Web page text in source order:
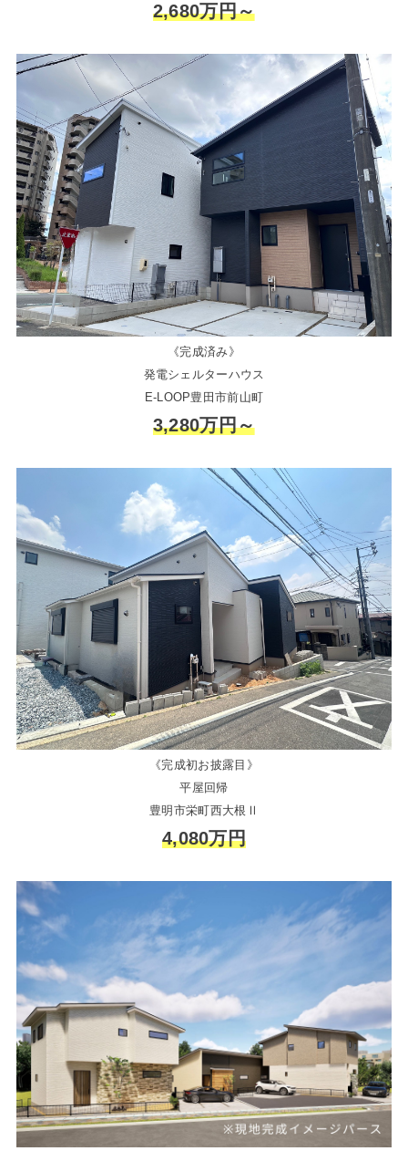
2,680万円～
《完成済み》
発電シェルターハウス
E-LOOP豊田市前山町
3,280万円～
《完成初お披露目》
平屋回帰
豊明市栄町西大根Ⅱ
4,080万円